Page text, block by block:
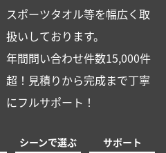
スポーツタオル等を幅広く取
扱いしております。
年間問い合わせ件数15,000件
超！見積りから完成まで丁寧
にフルサポート！
シーンで選ぶ サポート